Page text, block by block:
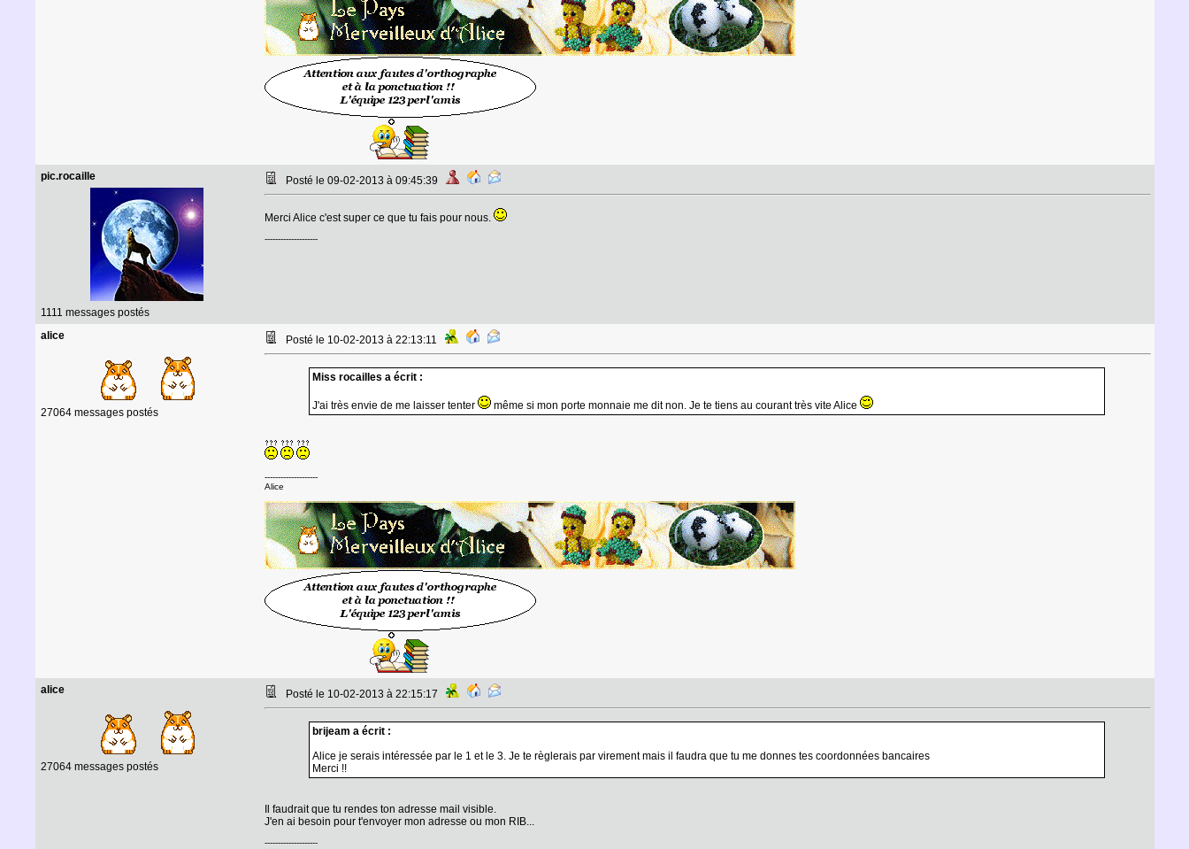
pic.rocaille
1111 messages postés
Posté le 09-02-2013 à 09:45:39
Merci Alice c'est super ce que tu fais pour nous.
--------------------
alice
27064 messages postés
Posté le 10-02-2013 à 22:13:11
Miss rocailles a écrit :
J'ai très envie de me laisser tenter même si mon porte monnaie me dit non. Je te tiens au courant très vite Alice
--------------------
Alice
alice
27064 messages postés
Posté le 10-02-2013 à 22:15:17
brijeam a écrit :
Alice je serais intéressée par le 1 et le 3. Je te règlerais par virement mais il faudra que tu me donnes tes coordonnées bancaires
Merci !!
Il faudrait que tu rendes ton adresse mail visible.
J'en ai besoin pour t'envoyer mon adresse ou mon RIB...
--------------------